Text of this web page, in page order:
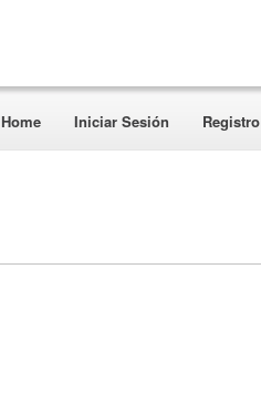
Home Iniciar Sesión Registro